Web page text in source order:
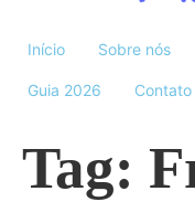
Início Sobre nós
Guia 2026 Contato
Tag: